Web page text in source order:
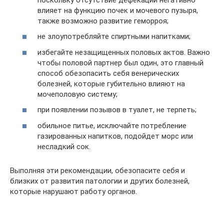
влияет на функцию почек и мочевого пузыря,
также возможно развитие геморроя;
не злоупотребляйте спиртными напитками;
избегайте незащищенных половых актов. Важно
чтобы половой партнер был один, это главный
способ обезопасить себя венерических
болезней, которые губительно влияют на
мочеполовую систему;
при появлении позывов в туалет, не терпеть;
обильное питье, исключайте потребление
газированных напитков, подойдет морс или
несладкий сок.
Выполняя эти рекомендации, обезопасите себя и
близких от развития патологии и других болезней,
которые нарушают работу органов.